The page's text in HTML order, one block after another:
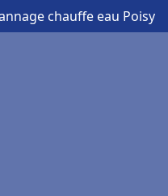
chauffe eau Poisy